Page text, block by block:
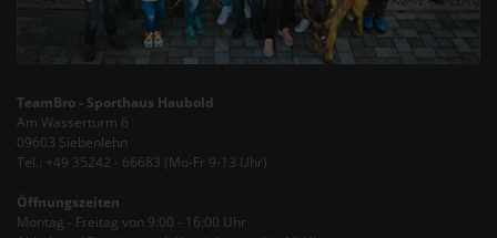
TeamBro - Sporthaus Haubold
Am Wasserturm 6
09603 Siebenlehn
Tel.: +49 35242 - 66683 (Mo-Fr 9-13 Uhr)
Öffnungszeiten
Montag - Freitag von 9:00 - 16:00 Uhr